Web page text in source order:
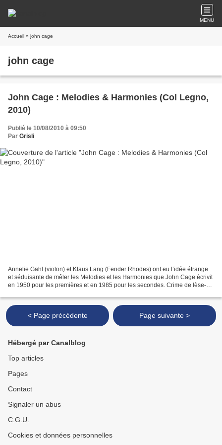
MENU
Accueil » john cage
john cage
John Cage : Melodies & Harmonies (Col Legno,
2010)
Publié le 10/08/2010 à 09:50
Par Grisli
Annelie Gahl (violon) et Klaus Lang (Fender Rhodes) ont eu l’idée étrange
et séduisante de mêler les Melodies et les Harmonies que John Cage écrivit
en 1950 pour les premières et en 1985 pour les secondes. Crime de lèse-
< Page précédente Page suivante >
Hébergé par Canalblog
Top articles
Pages
Contact
Signaler un abus
C.G.U.
Cookies et données personnelles